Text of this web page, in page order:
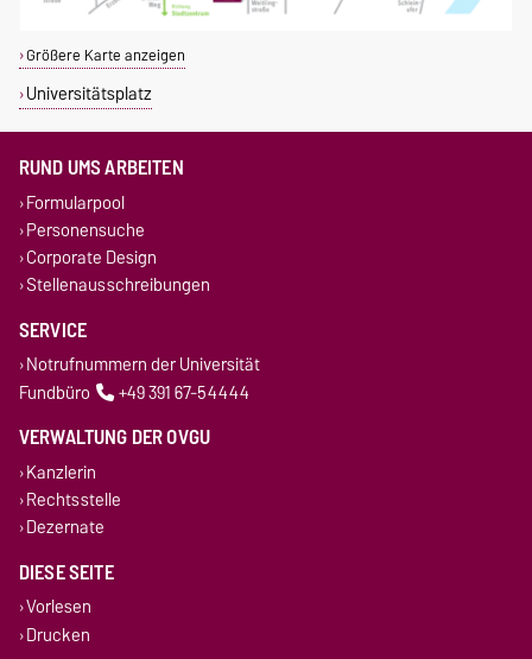
Größere Karte anzeigen
Universitätsplatz
RUND UMS ARBEITEN
Formularpool
Personensuche
Corporate Design
Stellenausschreibungen
SERVICE
Notrufnummern der Universität
Fundbüro
+49 391 67-54444
VERWALTUNG DER OVGU
Kanzlerin
Rechtsstelle
Dezernate
DIESE SEITE
Vorlesen
Drucken